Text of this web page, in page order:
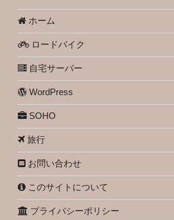
ホーム
ロードバイク
自宅サーバー
WordPress
SOHO
旅行
お問い合わせ
このサイトについて
プライバシーポリシー